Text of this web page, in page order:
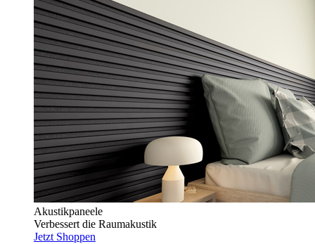
Akustikpaneele
Verbessert die Raumakustik
Jetzt Shoppen